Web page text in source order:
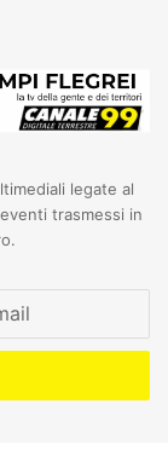
legate al
trasmessi in